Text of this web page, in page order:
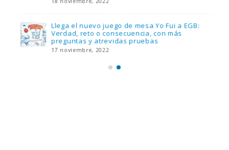
Llega el nuevo juego de mesa Yo Fui a EGB:
Verdad, reto o consecuencia, con más
preguntas y atrevidas pruebas
17 noviembre, 2022